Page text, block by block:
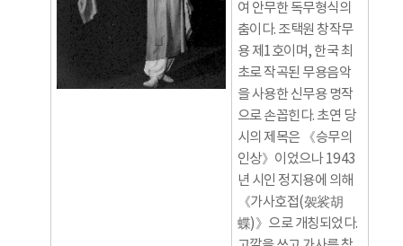
여 안무한 독무형식의
춤이다. 조택원 창작무
용 제1호이며, 한국 최
초로 작곡된 무용음악
을 사용한 신무용 명작
으로 손꼽힌다. 초연 당
시의 제목은 《승무의
인상》이었으나 1943
년 시인 정지용에 의해
《가사호접(袈裟胡
蝶)》으로 개칭되었다.